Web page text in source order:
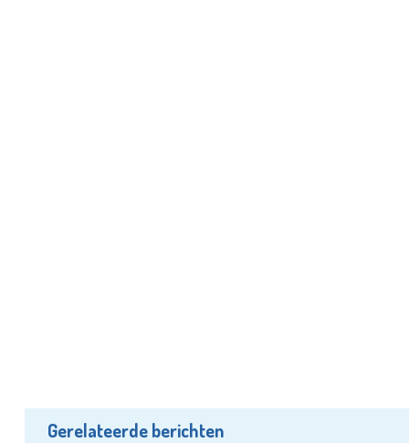
Gerelateerde berichten